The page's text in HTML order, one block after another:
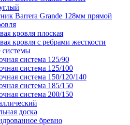
Barrera Grande 128мм прямой
кровля плоская
кровля с ребрами жесткости
системы
система 125/90
система 125/100
система 150/120/140
система 185/150
система 200/150
доска
бревно